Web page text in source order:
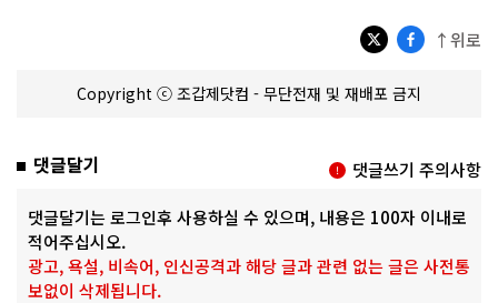
↑위로
Copyright ⓒ 조갑제닷컴 - 무단전재 및 재배포 금지
댓글달기 댓글쓰기 주의사항
댓글달기는 로그인후 사용하실 수 있으며, 내용은 100자 이내로
적어주십시오.
광고, 욕설, 비속어, 인신공격과 해당 글과 관련 없는 글은 사전통
보없이 삭제됩니다.